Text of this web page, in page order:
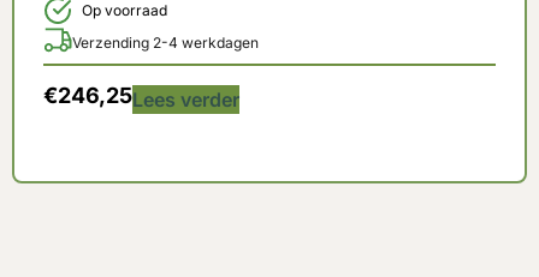
Op voorraad
Verzending 2-4 werkdagen
€246,25Lees verder